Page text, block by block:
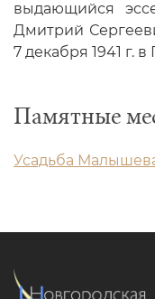
выдающийся
Дмитрий
7 декабря 1941 г.
Памятные
Усадьба